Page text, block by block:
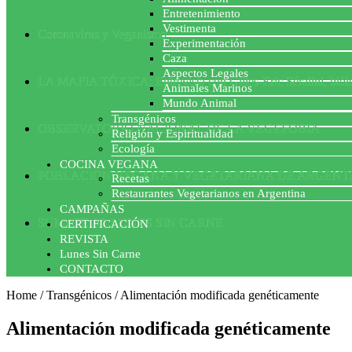
Coronavirus y Veganismo
LA MAFIA TÓXICA: Entrevista con Gilles-Eric Séralini,
OBSERVATORIO NACIONAL DE LA VEGEFOBIA
POBLACION VEGANA Y VEGETARIANA DE
SUMATE AL LUNES SIN CARNE
Entretenimiento
Vestimenta
Experimentación
Caza
Aspectos Legales
Animales Marinos
Mundo Animal
Transgénicos
Religión y Espiritualidad
Ecología
COCINA VEGANA
Recetas
Restaurantes Vegetarianos en Argentina
CAMPAÑAS
CERTIFICACIÓN
REVISTA
Lunes Sin Carne
CONTACTO
Home /Transgénicos /Alimentación modificada genéticamente
Alimentación modificada genéticamente